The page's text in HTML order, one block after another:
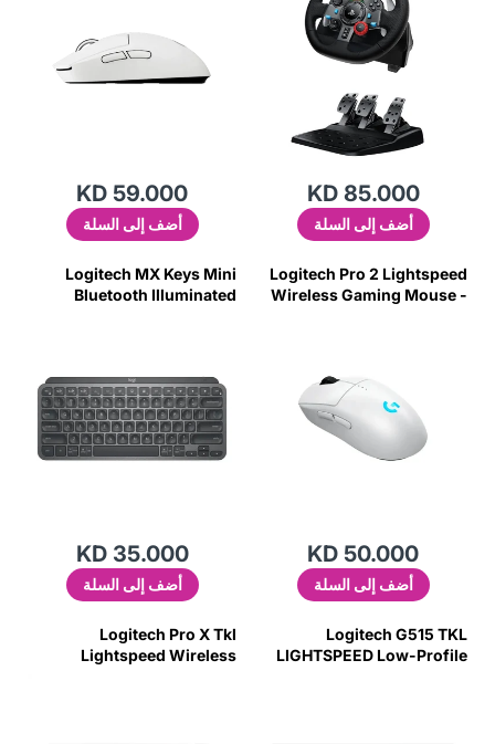
KD 85.000
أضف إلى السلة
KD 59.000
أضف إلى السلة
Logitech Pro 2 Lightspeed
Wireless Gaming Mouse -
KD 50.000
أضف إلى السلة
Logitech MX Keys Mini
Bluetooth Illuminated
KD 35.000
أضف إلى السلة
Logitech G515 TKL
LIGHTSPEED Low-Profile
Logitech Pro X Tkl
Lightspeed Wireless